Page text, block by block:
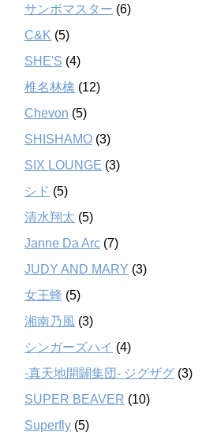
サンボマスター (6)
C&K (5)
SHE'S (4)
椎名林檎 (12)
Chevon (5)
SHISHAMO (3)
SIX LOUNGE (3)
シド (5)
清水翔太 (5)
Janne Da Arc (7)
JUDY AND MARY (3)
女王蜂 (5)
湘南乃風 (3)
シンガーズハイ (4)
-真天地開闢集団- ジグザグ (3)
SUPER BEAVER (10)
Superfly (5)